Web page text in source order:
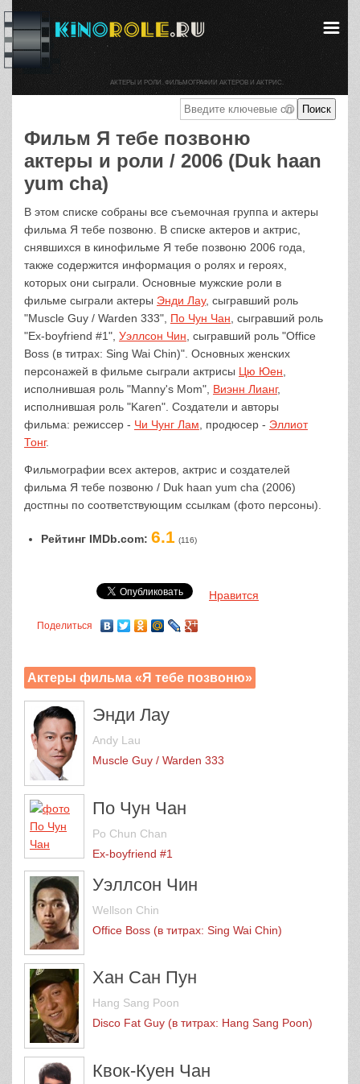
Фильм Я тебе позвоню
актеры и роли / 2006 (Duk haan
yum cha)
В этом списке собраны все съемочная группа и актеры
фильма Я тебе позвоню. В списке актеров и актрис,
снявшихся в кинофильме Я тебе позвоню 2006 года,
также содержится информация о ролях и героях,
которых они сыграли. Основные мужские роли в
фильме сыграли актеры Энди Лау, сыгравший роль
"Muscle Guy / Warden 333", По Чун Чан , сыгравший роль
"Ex-boyfriend #1", Уэллсон Чин , сыгравший роль "Office
Boss (в титрах: Sing Wai Chin)". Основных женских
персонажей в фильме сыграли актрисы Цю Юен
исполнившая роль "Manny's Mom", Виэнн Лианг,
исполнившая роль "Karen". Создатели и авторы
фильма: режиссер - Чи Чунг Лам , продюсер - Эллиот
Тонг.
Фильмографии всех актеров, актрис и создателей
фильма Я тебе позвоню / Duk haan yum cha (2006)
достпны по соответствующим ссылкам (фото персоны).
Рейтинг IMDb.com: 6.1 (116)
Нравится
Поделиться
Актеры фильма «Я тебе позвоню»
Энди Лау
Andy Lau
Muscle Guy / Warden 333
По Чун Чан
Po Chun Chan
Ex-boyfriend #1
Уэллсон Чин
Wellson Chin
Office Boss (в титрах: Sing Wai Chin)
Хан Сан Пун
Hang Sang Poon
Disco Fat Guy (в титрах: Hang Sang Poon)
Квок-Куен Чан
АКТЕРЫ И РОЛИ. ФИЛЬМОГРАФИИ АКТЕРОВ И АКТРИС.